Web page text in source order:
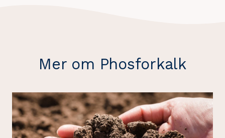
Mer om Phosforkalk